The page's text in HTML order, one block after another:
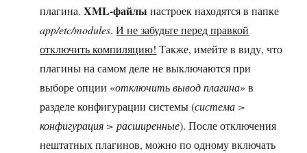
плагина.XML-файлы настроек находятся в папке
app/etc/modules.И не забудьте перед правкой
отключить компиляцию! Также, имейте в виду, что
плагины на самом деле не выключаются при
выборе опции «отключить вывод плагина» в
разделе конфигурации системы (система >
конфигурация > расширенные). После отключения
нештатных плагинов, можно по одному включать